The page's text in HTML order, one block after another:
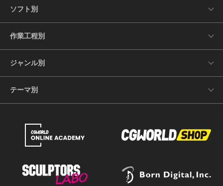
ソフト別
作業工程別
ジャンル別
テーマ別